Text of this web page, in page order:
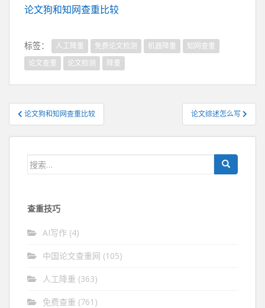
论文狗和知网查重比较
标签： 人工降重 免费论文检测 机器降重
知网查重
论文查重
论文检测 降重
文
章
导
论文狗和知网查重比较 论文综述怎么写
搜
查重技巧
AI写作 (4)
中国论文查重网 (105)
人工降重 (363)
免费查重 (761)